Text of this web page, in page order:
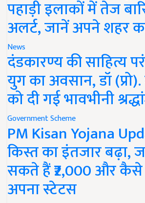
पहाड़ी इलाकों में तेज
अलर्ट, जानें अपने शहर
News
दंडकारण्य की साहित्य
युग का अवसान, डॉ
को दी गई भावभीनी
Government Scheme
PM Kisan Yojana
किस्त का इंतजार बढ़ा,
सकते हैं ₹2,000 और
अपना स्टेटस